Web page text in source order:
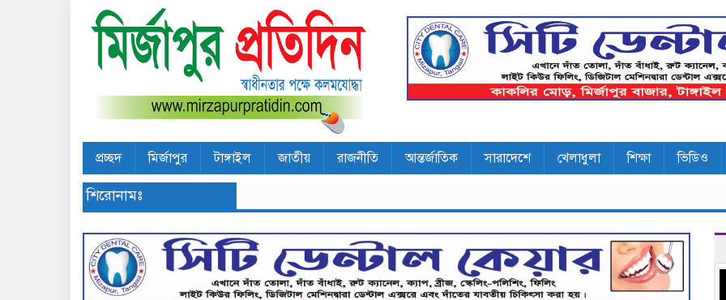
প্রচ্ছদ মির্জাপুর টাঙ্গাইল জাতীয় রাজনীতি আন্তর্জাতিক সারাদেশে খেলাধুলা শিক্ষা ভিডিও
শিরোনামঃ